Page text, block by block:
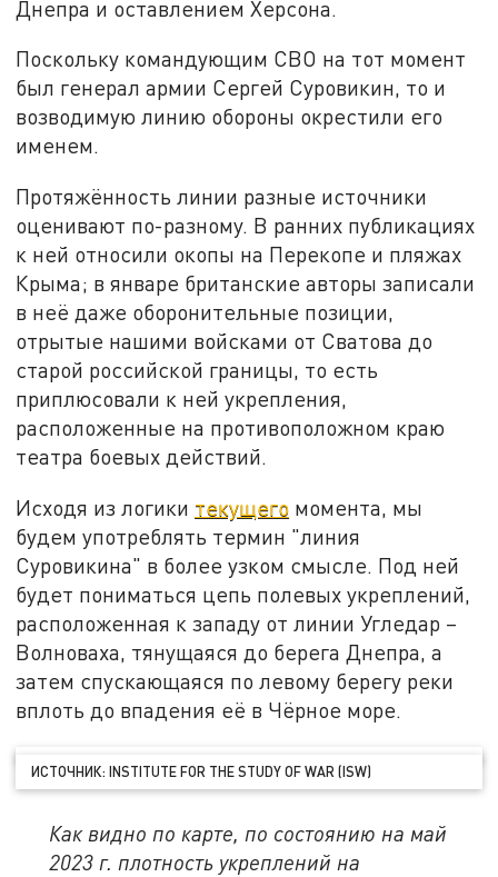
Днепра и оставлением Херсона.
Поскольку командующим СВО на тот момент
был генерал армии Сергей Суровикин, то и
возводимую линию обороны окрестили его
именем.
Протяжённость линии разные источники
оценивают по-разному. В ранних публикациях
к ней относили окопы на Перекопе и пляжах
Крыма; в январе британские авторы записали
в неё даже оборонительные позиции,
отрытые нашими войсками от Сватова до
старой российской границы, то есть
приплюсовали к ней укрепления,
расположенные на противоположном краю
театра боевых действий.
Исходя из логики текущего момента, мы
будем употреблять термин "линия
Суровикина" в более узком смысле. Под ней
будет пониматься цепь полевых укреплений,
расположенная к западу от линии Угледар –
Волноваха, тянущаяся до берега Днепра, а
затем спускающаяся по левому берегу реки
вплоть до впадения её в Чёрное море.
ИСТОЧНИК: INSTITUTE FOR THE STUDY OF WAR (ISW)
Как видно по карте, по состоянию на май
2023 г. плотность укреплений на